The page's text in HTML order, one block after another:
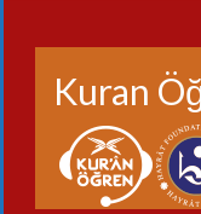
Kuran